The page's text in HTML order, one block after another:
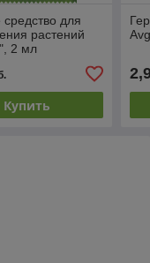
для
растений
2 мл
Купить